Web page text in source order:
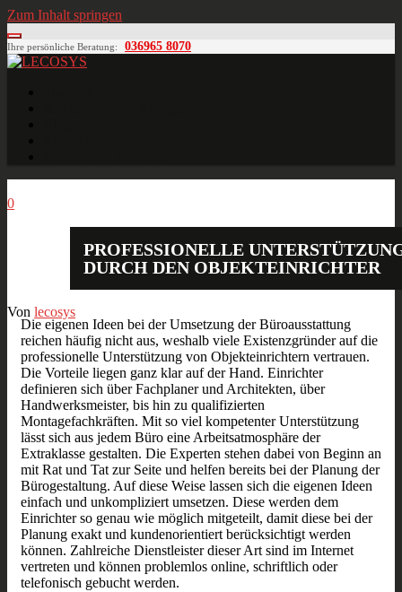
Zum Inhalt springen
Ihre persönliche Beratung: 036965 8070
0
PROFESSIONELLE
DURCH DEN OBJEKTEINRICHTER
Von lecosys
Die eigenen Ideen bei der Umsetzung der Büroausstattung
reichen häufig nicht aus, weshalb viele Existenzgründer auf die
professionelle Unterstützung von Objekteinrichtern vertrauen.
Die Vorteile liegen ganz klar auf der Hand. Einrichter
definieren sich über Fachplaner und Architekten, über
Handwerksmeister, bis hin zu qualifizierten
Montagefachkräften. Mit so viel kompetenter Unterstützung
lässt sich aus jedem Büro eine Arbeitsatmosphäre der
Extraklasse gestalten. Die Experten stehen dabei von Beginn an
mit Rat und Tat zur Seite und helfen bereits bei der Planung der
Bürogestaltung. Auf diese Weise lassen sich die eigenen Ideen
einfach und unkompliziert umsetzen. Diese werden dem
Einrichter so genau wie möglich mitgeteilt, damit diese bei der
Planung exakt und kundenorientiert berücksichtigt werden
können. Zahlreiche Dienstleister dieser Art sind im Internet
vertreten und können problemlos online, schriftlich oder
telefonisch gebucht werden.